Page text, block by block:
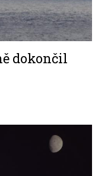
dokončil